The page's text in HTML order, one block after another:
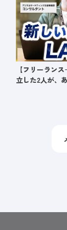
【フリーラン
立した2人が、